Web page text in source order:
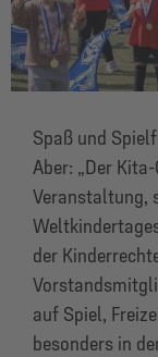
Spaß und
Aber: „Der
Veranstaltung,
der
auf Spiel,
besonders in